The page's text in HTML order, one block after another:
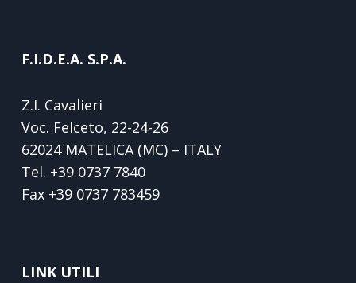
F.I.D.E.A. S.P.A.
Z.I. Cavalieri
Voc. Felceto, 22-24-26
62024 MATELICA (MC) – ITALY
Tel. +39 0737 7840
Fax +39 0737 783459
LINK UTILI